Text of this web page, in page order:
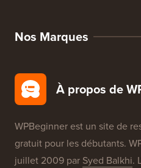
Nos Marques
À propos de
WPBeginner est un site de
gratuit pour les débutants.
juillet 2009 par Syed Balkhi.